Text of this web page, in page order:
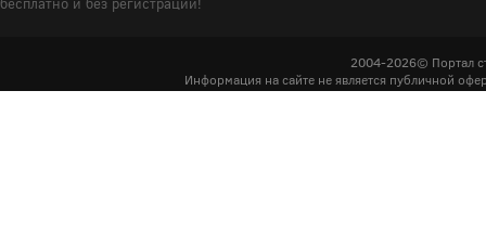
2004-2026© Портал
Информация на сайте не является публичной